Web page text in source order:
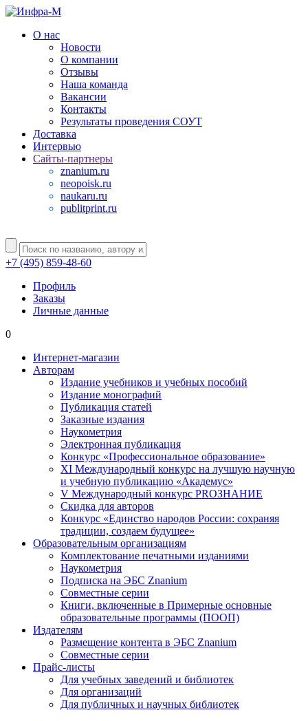
О нас
Новости
О компании
Отзывы
Наша команда
Вакансии
Контакты
Результаты проведения СОУТ
Доставка
Интервью
Сайты-партнеры
znanium.ru
neopoisk.ru
naukaru.ru
publitprint.ru
+7 (495) 859-48-60
Профиль
Заказы
Личные данные
0
Интернет-магазин
Авторам
Издание учебников и учебных пособий
Издание монографий
Публикация статей
Заказные издания
Наукометрия
Электронная публикация
Конкурс «Профессиональное образование»
XI Международный конкурс на лучшую научную
и учебную публикацию «Академус»
V Международный конкурс PROЗНАНИЕ
Скидка для авторов
Конкурс «Единство народов России: сохраняя
традиции, создаем будущее»
Образовательным организациям
Комплектование печатными изданиями
Наукометрия
Подписка на ЭБС Znanium
Совместные серии
Книги, включенные в Примерные основные
образовательные программы (ПООП)
Издателям
Размещение контента в ЭБС Znanium
Совместные серии
Прайс-листы
Для учебных заведений и библиотек
Для организаций
Для публичных и научных библиотек